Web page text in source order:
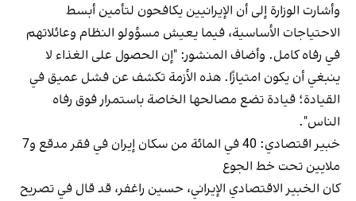
وأشارت الوزارة إلى أن الإيرانيين يكافحون لتأمين أبسط
الاحتياجات الأساسية، فيما يعيش مسؤولو النظام وعائلاتهم
في رفاه كامل. وأضاف المنشور: "إن الحصول على الغذاء لا
ينبغي أن يكون امتيازًا. هذه الأزمة تكشف عن فشل عميق في
القيادة؛ قيادة تضع مصالحها الخاصة باستمرار فوق رفاه
الناس".
خبير اقتصادي: 40 في المائة من سكان إيران في فقر مدقع و7
ملايين تحت خط الجوع
كان الخبير الاقتصادي الإيراني، حسين راغفر، قد قال في تصريح